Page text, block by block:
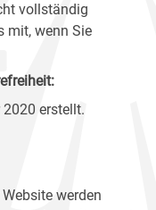
vollständig
mit, wenn Sie
erstellt.
werden